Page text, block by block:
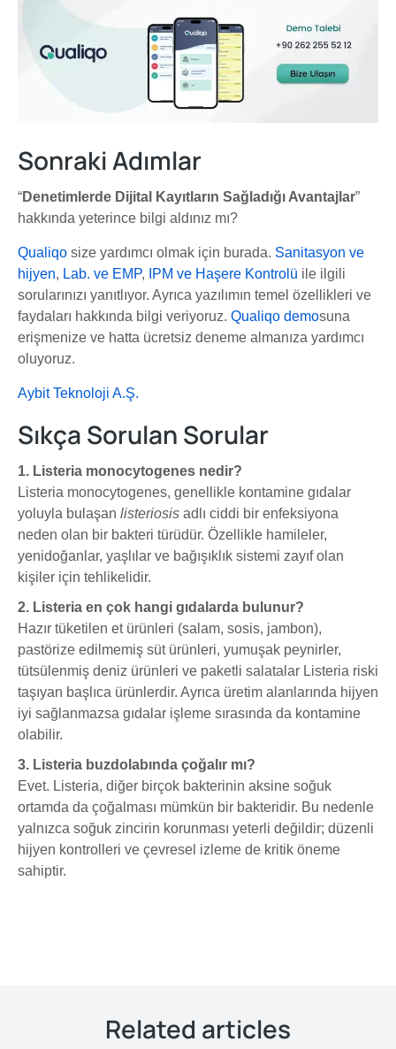
Sonraki Adımlar
“Denetimlerde Dijital Kayıtların Sağladığı Avantajlar”
hakkında yeterince bilgi aldınız mı?
Qualiqo size yardımcı olmak için burada. Sanitasyon ve
hijyen, Lab. ve EMP, IPM ve Haşere Kontrolü ile ilgili
sorularınızı yanıtlıyor. Ayrıca yazılımın temel özellikleri ve
faydaları hakkında bilgi veriyoruz. Qualiqo demosuna
erişmenize ve hatta ücretsiz deneme almanıza yardımcı
oluyoruz.
Aybit Teknoloji A.Ş.
Sıkça Sorulan Sorular
1. Listeria monocytogenes nedir?
Listeria monocytogenes, genellikle kontamine gıdalar
yoluyla bulaşan listeriosis adlı ciddi bir enfeksiyona
neden olan bir bakteri türüdür. Özellikle hamileler,
yenidoğanlar, yaşlılar ve bağışıklık sistemi zayıf olan
kişiler için tehlikelidir.
2. Listeria en çok hangi gıdalarda bulunur?
Hazır tüketilen et ürünleri (salam, sosis, jambon),
pastörize edilmemiş süt ürünleri, yumuşak peynirler,
tütsülenmiş deniz ürünleri ve paketli salatalar Listeria riski
taşıyan başlıca ürünlerdir. Ayrıca üretim alanlarında hijyen
iyi sağlanmazsa gıdalar işleme sırasında da kontamine
olabilir.
3. Listeria buzdolabında çoğal ır mı?
Evet. Listeria, diğer birçok bakterinin aksine soğuk
ortamda da çoğalması mümkün bir bakteridir. Bu nedenle
yalnızca soğuk zincirin korunması yeterli değildir; düzenli
hijyen kontrolleri ve çevresel izleme de kritik öneme
sahiptir.
Related articles